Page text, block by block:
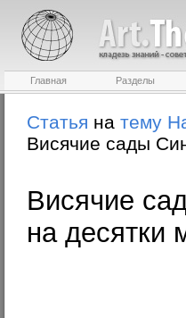
Главная Разделы
Статья на тему
Висячие сады
Висячие
на десятки